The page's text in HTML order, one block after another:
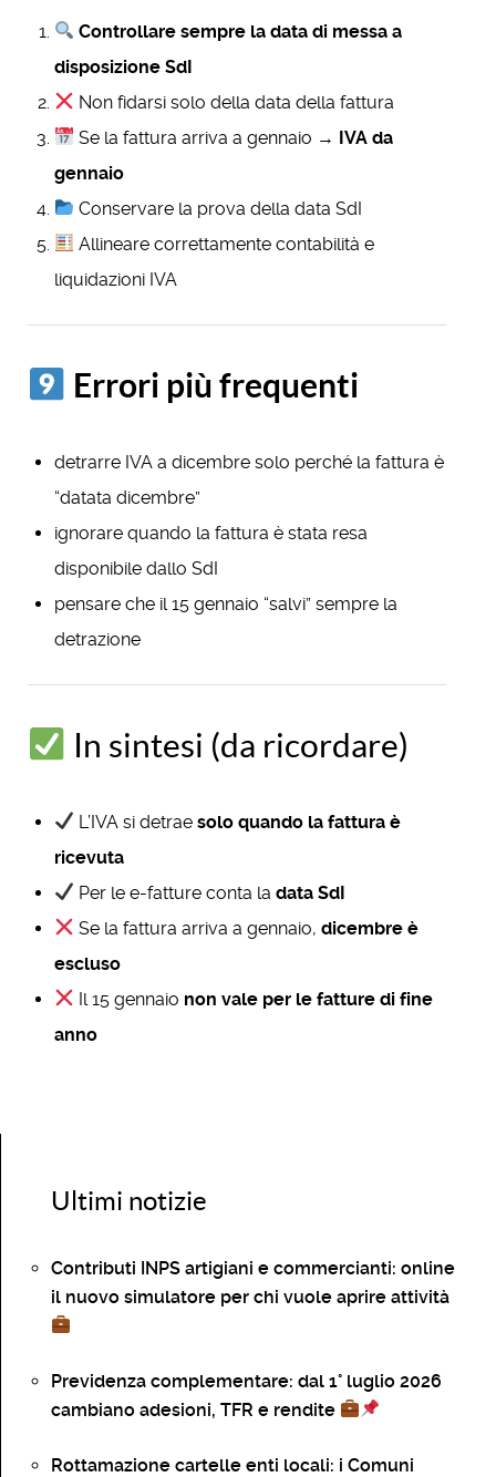
Controllare sempre la data di messa a
disposizione SdI
Non fidarsi solo della data della fattura
Se la fattura arriva a gennaio → IVA da
gennaio
Conservare la prova della data SdI
Allineare correttamente contabilità e
liquidazioni IVA
Errori più frequenti
detrarre IVA a dicembre solo perché la fattura è
“datata dicembre”
ignorare quando la fattura è stata resa
disponibile dallo SdI
pensare che il 15 gennaio “salvi” sempre la
detrazione
In sintesi (da ricordare)
L’IVA si detraesolo quando la fattura è
ricevuta
Per le e-fatture conta ladata SdI
Se la fattura arriva a gennaio,dicembre è
escluso
Il 15 gennaio non vale per le fatture di fine
anno
Ultimi notizie
Contributi INPS artigiani e commercianti: online
il nuovo simulatore per chi vuole aprire attività
Previdenza complementare: dal 1° luglio 2026
cambiano adesioni, TFR e rendite
Rottamazione cartelle enti locali: i Comuni